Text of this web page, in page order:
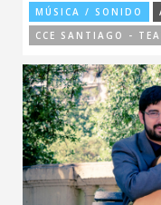
MÚSICA / SONIDO
CCE SANTIAGO -